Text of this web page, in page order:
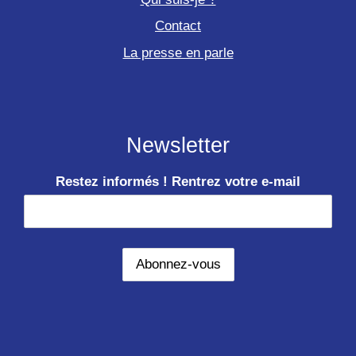
Contact
La presse en parle
Newsletter
Restez informés ! Rentrez votre e-mail